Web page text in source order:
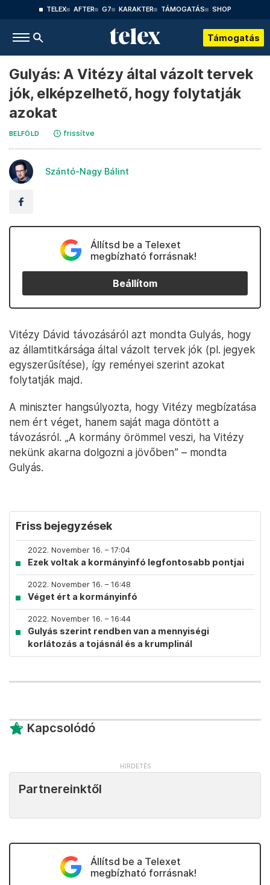
TELEX AFTER G7 KARAKTER TÁMOGATÁS SHOP
Támogatás
Gulyás: A Vitézy által vázolt tervek
jók, elképzelhető, hogy folytatják
azokat
BELFÖLD frissítve
Szántó-Nagy Bálint
Állítsd be a Telexet
megbízható forrásnak!
Beállítom
Vitézy Dávid távozásáról azt mondta Gulyás, hogy
az államtitkársága által vázolt tervek jók (pl. jegyek
egyszerűsítése), így reményei szerint azokat
folytatják majd.
A miniszter hangsúlyozta, hogy Vitézy megbízatása
nem ért véget, hanem saját maga döntött a
távozásról. „A kormány örömmel veszi, ha Vitézy
nekünk akarna dolgozni a jövőben” – mondta
Gulyás.
Friss bejegyzések
2022. November 16. – 17:04
Ezek voltak a kormányinfó legfontosabb pontjai
2022. November 16. – 16:48
Véget ért a kormányinfó
2022. November 16. – 16:44
Gulyás szerint rendben van a mennyiségi
korlátozás a tojásnál és a krumplinál
Kapcsolódó
Partnereinktől
Állítsd be a Telexet
megbízható forrásnak!